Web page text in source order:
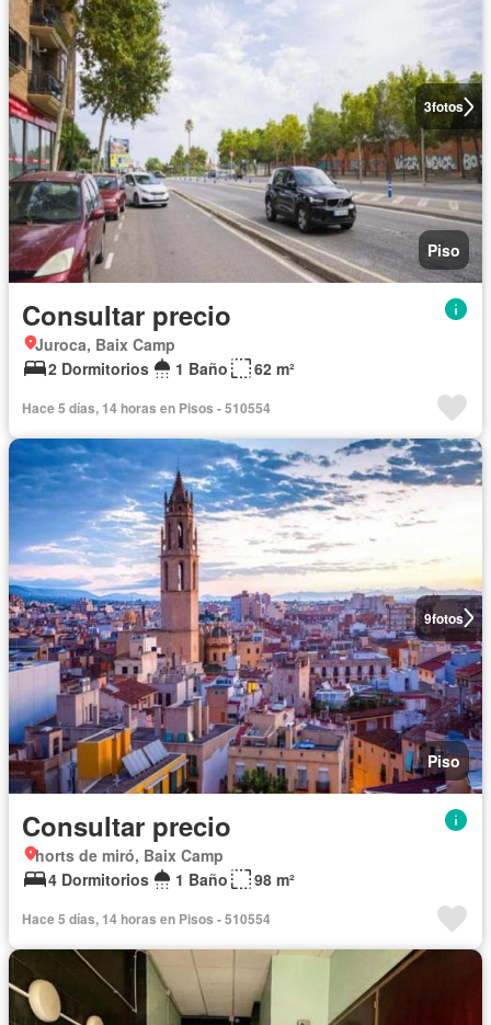
3fotos
Piso
Consultar precio
Juroca, Baix Camp
2 Dormitorios
1 Baño 62 m²
Hace 5 días, 14 horas en Pisos - 510554
9fotos
Piso
Consultar precio
horts de miró, Baix Camp
4 Dormitorios
1 Baño 98 m²
Hace 5 días, 14 horas en Pisos - 510554